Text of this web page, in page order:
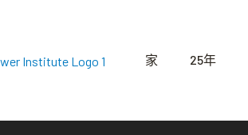
家 25年